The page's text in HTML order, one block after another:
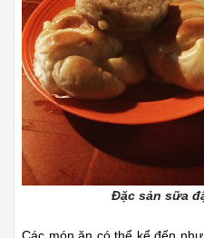
Đặc sản sữa